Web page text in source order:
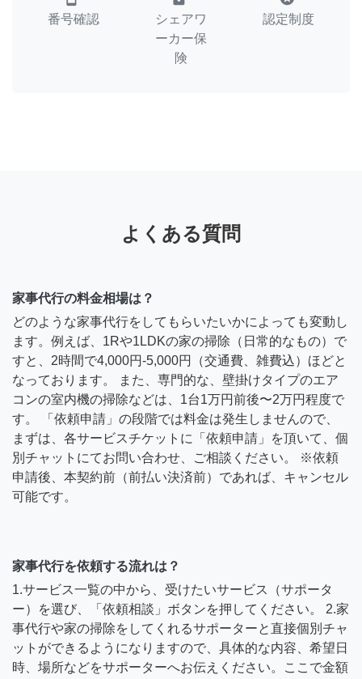
番号確認
シェアワ
ーカー保
険
認定制度
よくある質問
家事代行の料金相場は？
どのような家事代行をしてもらいたいかによっても変動し
ます。例えば、1Rや1LDKの家の掃除（日常的なもの）で
すと、2時間で4,000円-5,000円（交通費、雑費込）ほどと
なっております。 また、専門的な、壁掛けタイプのエア
コンの室内機の掃除などは、1台1万円前後〜2万円程度で
す。 「依頼申請」の段階では料金は発生しませんので、
まずは、各サービスチケットに「依頼申請」を頂いて、個
別チャットにてお問い合わせ、ご相談ください。 ※依頼
申請後、本契約前（前払い決済前）であれば、キャンセル
可能です。
家事代行を依頼する流れは？
1.サービス一覧の中から、受けたいサービス（サポータ
ー）を選び、「依頼相談」ボタンを押してください。 2.家
事代行や家の掃除をしてくれるサポーターと直接個別チャ
ットができるようになりますので、具体的な内容、希望日
時、場所などをサポーターへお伝えください。ここで金額